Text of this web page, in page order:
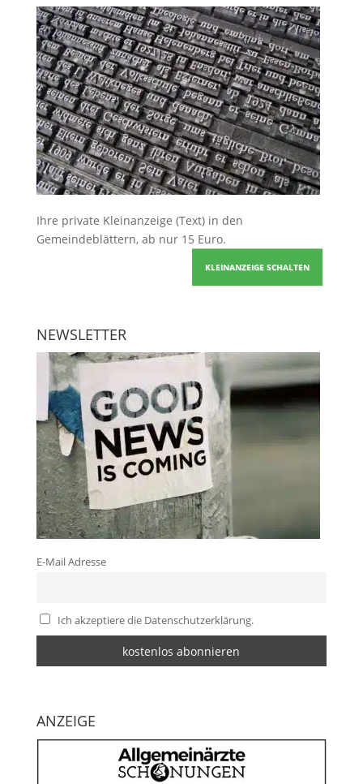
Ihre private Kleinanzeige (Text) in den
Gemeindeblättern, ab nur 15 Euro.
KLEINANZEIGE SCHALTEN
NEWSLETTER
E-Mail Adresse
Ich akzeptiere die Datenschutzerklärung.
ANZEIGE